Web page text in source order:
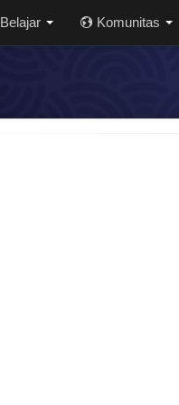
Belajar Komunitas